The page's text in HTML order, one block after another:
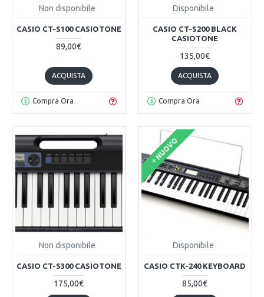
Non disponibile
CASIO CT-S100 CASIOTONE
89,00€
ACQUISTA
Compra Ora
Disponibile
CASIO CT-S200 BLACK
CASIOTONE
135,00€
ACQUISTA
Compra Ora
Non disponibile
CASIO CT-S300 CASIOTONE
175,00€
NUOVO
Disponibile
CASIO CTK-240 KEYBOARD
85,00€